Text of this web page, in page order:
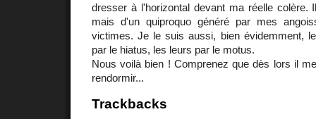
dresser à l'horizontal devant ma réelle colère.
mais d'un quiproquo généré par mes
victimes. Je le suis aussi, bien évidemment,
par le hiatus, les leurs par le motus.
Nous voilà bien ! Comprenez que dès lors il
rendormir...
Trackbacks